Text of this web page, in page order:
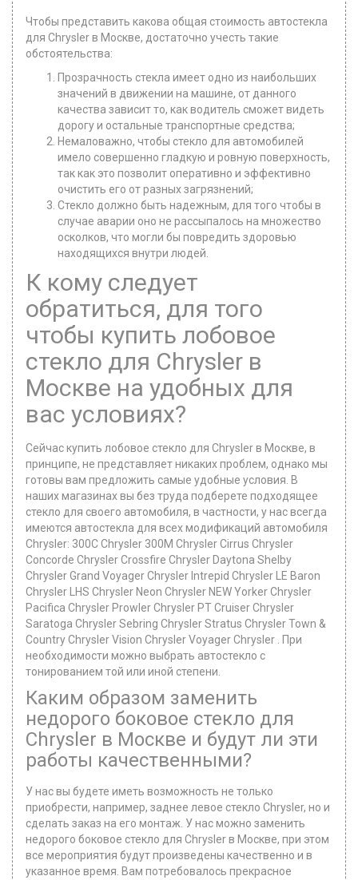
Чтобы представить какова общая стоимость автостекла
для Chrysler в Москве, достаточно учесть такие
обстоятельства:
Прозрачность стекла имеет одно из наибольших
значений в движении на машине, от данного
качества зависит то, как водитель сможет видеть
дорогу и остальные транспортные средства;
Немаловажно, чтобы стекло для автомобилей
имело совершенно гладкую и ровную поверхность,
так как это позволит оперативно и эффективно
очистить его от разных загрязнений;
Стекло должно быть надежным, для того чтобы в
случае аварии оно не рассыпалось на множество
осколков, что могли бы повредить здоровью
находящихся внутри людей.
К кому следует
обратиться, для того
чтобы купить лобовое
стекло для Chrysler в
Москве на удобных для
вас условиях?
Сейчас купить лобовое стекло для Chrysler в Москве, в
принципе, не представляет никаких проблем, однако мы
готовы вам предложить самые удобные условия. В
наших магазинах вы без труда подберете подходящее
стекло для своего автомобиля, в частности, у нас всегда
имеются автостекла для всех модификаций автомобиля
Chrysler: 300C Chrysler 300M Chrysler Cirrus Chrysler
Concorde Chrysler Crossfire Chrysler Daytona Shelby
Chrysler Grand Voyager Chrysler Intrepid Chrysler LE Baron
Chrysler LHS Chrysler Neon Chrysler NEW Yorker Chrysler
Pacifica Chrysler Prowler Chrysler PT Cruiser Chrysler
Saratoga Chrysler Sebring Chrysler Stratus Chrysler Town &
Country Chrysler Vision Chrysler Voyager Chrysler . При
необходимости можно выбрать автостекло с
тонированием той или иной степени.
Каким образом заменить
недорого боковое стекло для
Chrysler в Москве и будут ли эти
работы качественными?
У нас вы будете иметь возможность не только
приобрести, например, заднее левое стекло Chrysler, но и
сделать заказ на его монтаж. У нас можно заменить
недорого боковое стекло для Chrysler в Москве, при этом
все мероприятия будут произведены качественно и в
указанное время. Вам потребовалось прекрасное